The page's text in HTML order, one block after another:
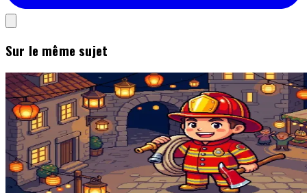
Sur le même sujet